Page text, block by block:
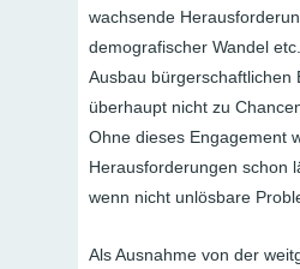
wachsende
demografischer Wandel
Ausbau bürgerschaftlichen
überhaupt nicht zu
Ohne dieses Engagement
Herausforderungen schon
wenn nicht unlösbare
Als Ausnahme von der